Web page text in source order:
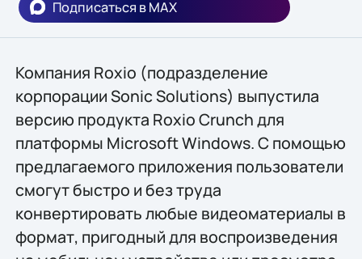
Подписаться в MAX
Компания Roxio (подразделение
корпорации Sonic Solutions) выпустила
версию продукта Roxio Crunch для
платформы Microsoft Windows. С помощью
предлагаемого приложения пользователи
смогут быстро и без труда
конвертировать любые видеоматериалы в
формат, пригодный для воспроизведения